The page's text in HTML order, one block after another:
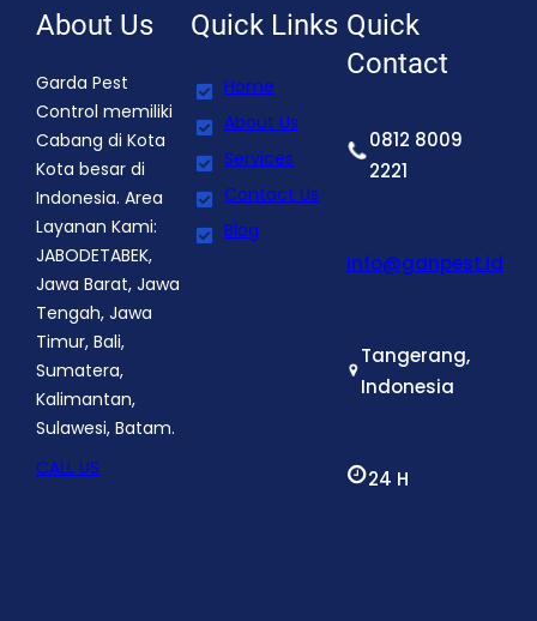
About Us
Garda Pest
Control memiliki
Cabang di Kota
Kota besar di
Indonesia. Area
Layanan Kami:
JABODETABEK,
Jawa Barat, Jawa
Tengah, Jawa
Timur, Bali,
Sumatera,
Kalimantan,
Sulawesi, Batam.
CALL US
Quick Links
Home
About Us
Services
Contact Us
Blog
Quick
Contact
0812 8009
2221
info@ganpest.id
Tangerang,
Indonesia
24 H